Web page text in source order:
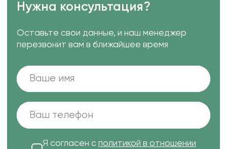
Нужна консультация?
Оставьте свои данные, и наш менеджер
перезвонит вам в ближайшее время
Я согласен с политикой в отношении